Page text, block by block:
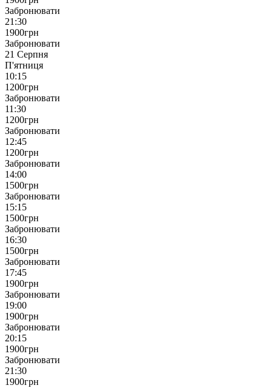
Забронювати
21:30
1900грн
Забронювати
21 Серпня
П'ятниця
10:15
1200грн
Забронювати
11:30
1200грн
Забронювати
12:45
1200грн
Забронювати
14:00
1500грн
Забронювати
15:15
1500грн
Забронювати
16:30
1500грн
Забронювати
17:45
1900грн
Забронювати
19:00
1900грн
Забронювати
20:15
1900грн
Забронювати
21:30
1900грн